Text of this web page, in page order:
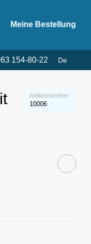
Meine Bestellung
154-80-22 De
Artikelnummer
10006